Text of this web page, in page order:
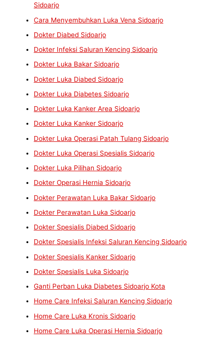
Sidoarjo
Cara Menyembuhkan Luka Vena Sidoarjo
Dokter Diabed Sidoarjo
Dokter Infeksi Saluran Kencing Sidoarjo
Dokter Luka Bakar Sidoarjo
Dokter Luka Diabed Sidoarjo
Dokter Luka Diabetes Sidoarjo
Dokter Luka Kanker Area Sidoarjo
Dokter Luka Kanker Sidoarjo
Dokter Luka Operasi Patah Tulang Sidoarjo
Dokter Luka Operasi Spesialis Sidoarjo
Dokter Luka Pilihan Sidoarjo
Dokter Operasi Hernia Sidoarjo
Dokter Perawatan Luka Bakar Sidoarjo
Dokter Perawatan Luka Sidoarjo
Dokter Spesialis Diabed Sidoarjo
Dokter Spesialis Infeksi Saluran Kencing Sidoarjo
Dokter Spesialis Kanker Sidoarjo
Dokter Spesialis Luka Sidoarjo
Ganti Perban Luka Diabetes Sidoarjo Kota
Home Care Infeksi Saluran Kencing Sidoarjo
Home Care Luka Kronis Sidoarjo
Home Care Luka Operasi Hernia Sidoarjo